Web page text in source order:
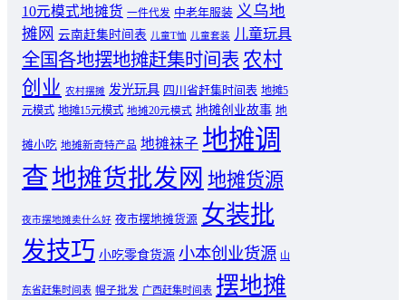
10元模式地摊货 一件代发 中老年服装 义乌地
摊网 云南赶集时间表 儿童T恤 儿童套装 儿童玩具
全国各地摆地摊赶集时间表 农村
创业 农村摆摊 发光玩具 四川省赶集时间表 地摊5
元模式 地摊15元模式 地摊20元模式 地摊创业故事 地
摊小吃 地摊新奇特产品 地摊袜子 地摊调
查地摊货批发网 地摊货源
夜市摆地摊卖什么好 夜市摆地摊货源 女装批
发技巧 小吃零食货源 小本创业货源 山
东省赶集时间表 帽子批发 广西赶集时间表 摆地摊